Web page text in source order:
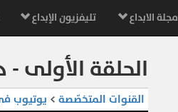
مجلة الابداع تليفزيون الإبداع
الحلقة الأولى -
القنوات المتخصّصة > يوتيوب